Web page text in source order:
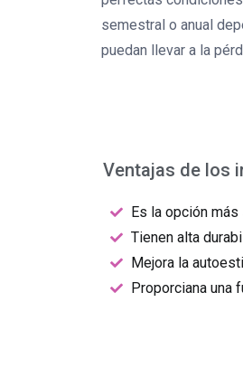
semestral o anual
puedan llevar a la
Ventajas de los
Es la opción
Tienen alta
Mejora la
Proporciana una